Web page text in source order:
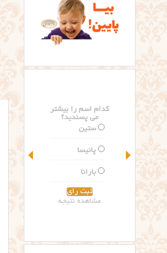
کدام اسم را بیشتر
می پسندید؟
ستین
پانیسا
بارانا
مشاهده نتیجه